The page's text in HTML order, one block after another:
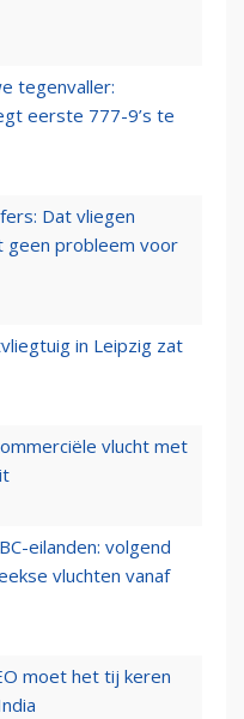
tegenvaller:
eerste 777-9’s te
Dat vliegen
geen probleem voor
in Leipzig zat
vlucht met
eilanden: volgend
vluchten vanaf
moet het tij keren